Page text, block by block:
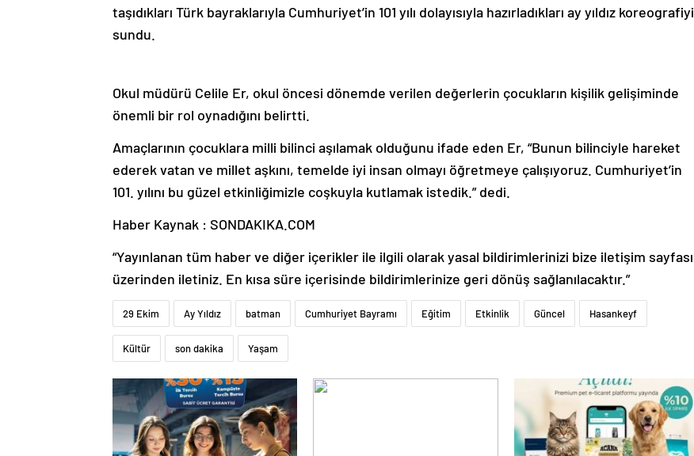
taşıdıkları Türk bayraklarıyla Cumhuriyet’in 101 yılı dolayısıyla hazırladıkları ay yıldız koreografiyi
sundu.
Okul müdürü Celile Er, okul öncesi dönemde verilen değerlerin çocukların kişilik gelişiminde
önemli bir rol oynadığını belirtti.
Amaçlarının çocuklara milli bilinci aşılamak olduğunu ifade eden Er, “Bunun bilinciyle hareket
ederek vatan ve millet aşkını, temelde iyi insan olmayı öğretmeye çalışıyoruz. Cumhuriyet’in
101. yılını bu güzel etkinliğimizle coşkuyla kutlamak istedik.” dedi.
Haber Kaynak : SONDAKIKA.COM
“Yayınlanan tüm haber ve diğer içerikler ile ilgili olarak yasal bildirimlerinizi bize iletişim sayfası
üzerinden iletiniz. En kısa süre içerisinde bildirimlerinize geri dönüş sağlanılacaktır.”
29 Ekim Ay Yıldız batman Cumhuriyet Bayramı Eğitim Etkinlik Güncel Hasankeyf
Kültür son dakika Yaşam